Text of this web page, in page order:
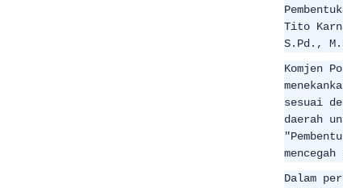
Tito
S.Pd.,
Komjen
sesuai
daerah
Dalam